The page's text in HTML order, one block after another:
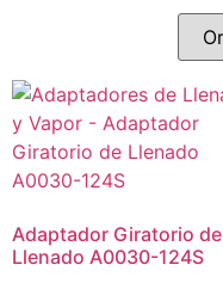
Adaptador Giratorio de
Llenado A0030-124S